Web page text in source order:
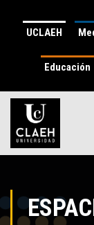
UCLAEH
Educación